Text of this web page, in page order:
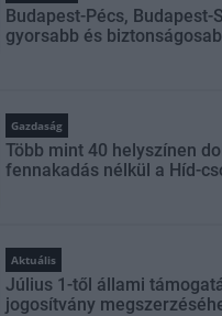
Budapest-Pécs, Budapest-
gyorsabb és
Gazdaság
Több mint 40 helyszínen
fennakadás nélkül a Híd-
Aktuális
Július 1-től állami
jogosítvány